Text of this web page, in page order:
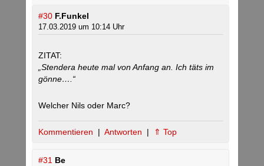
#30 F.Funkel
17.03.2019 um 10:14 Uhr
ZITAT:
„Stendera heute mal von Anfang an. Ich täts im
gönne….“
Welcher Nils oder Marc?
Kommentieren | Antworten | ⇑ Top
#31 Be